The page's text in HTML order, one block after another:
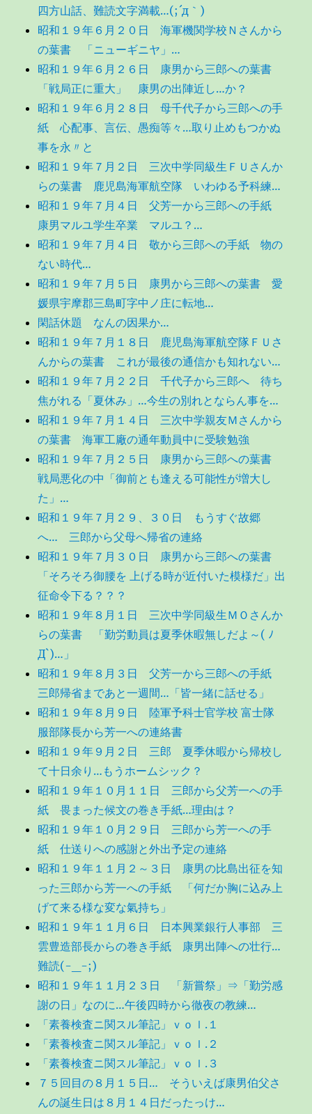
四方山話、難読文字満載…(;´д｀)
昭和１９年６月２０日 海軍機関学校Ｎさんから
の葉書 「ニューギニヤ」…
昭和１９年６月２６日 康男から三郎への葉書
「戦局正に重大」 康男の出陣近し…か？
昭和１９年６月２８日 母千代子から三郎への手
紙 心配事、言伝、愚痴等々…取り止めもつかぬ
事を永〃と
昭和１９年７月２日 三次中学同級生ＦＵさんか
らの葉書 鹿児島海軍航空隊 いわゆる予科練…
昭和１９年７月４日 父芳一から三郎への手紙
康男マルユ学生卒業 マルユ？…
昭和１９年７月４日 敬から三郎への手紙 物の
ない時代…
昭和１９年７月５日 康男から三郎への葉書 愛
媛県宇摩郡三島町字中ノ庄に転地…
閑話休題 なんの因果か…
昭和１９年７月１８日 鹿児島海軍航空隊ＦＵさ
んからの葉書 これが最後の通信かも知れない…
昭和１９年７月２２日 千代子から三郎へ 待ち
焦がれる「夏休み」…今生の別れとならん事を…
昭和１９年７月１４日 三次中学親友Ｍさんから
の葉書 海軍工廠の通年動員中に受験勉強
昭和１９年７月２５日 康男から三郎への葉書
戦局悪化の中「御前とも逢える可能性が増大し
た」…
昭和１９年７月２９、３０日 もうすぐ故郷
へ… 三郎から父母へ帰省の連絡
昭和１９年７月３０日 康男から三郎への葉書
「そろそろ御腰を 上げる時が近付いた模様だ」出
征命令下る？？？
昭和１９年８月１日 三次中学同級生ＭＯさんか
らの葉書 「勤労動員は夏季休暇無しだよ～( ﾉ
Д`)…」
昭和１９年８月３日 父芳一から三郎への手紙
三郎帰省まであと一週間…「皆一緒に話せる」
昭和１９年８月９日 陸軍予科士官学校 富士隊
服部隊長から芳一への連絡書
昭和１９年９月２日 三郎 夏季休暇から帰校し
て十日余り…もうホームシック？
昭和１９年１０月１１日 三郎から父芳一への手
紙 畏まった候文の巻き手紙…理由は？
昭和１９年１０月２９日 三郎から芳一への手
紙 仕送りへの感謝と外出予定の連絡
昭和１９年１１月２～３日 康男の比島出征を知
った三郎から芳一への手紙 「何だか胸に込み上
げて来る様な変な氣持ち」
昭和１９年１１月６日 日本興業銀行人事部 三
雲豊造部長からの巻き手紙 康男出陣への壮行…
難読(-_-;)
昭和１９年１１月２３日 「新嘗祭」⇒「勤労感
謝の日」なのに…午後四時から徹夜の教練…
「素養検査ニ関スル筆記」ｖｏｌ.１
「素養検査ニ関スル筆記」ｖｏｌ.２
「素養検査ニ関スル筆記」ｖｏｌ.３
７５回目の８月１５日… そういえば康男伯父さ
んの誕生日は８月１４日だったっけ…